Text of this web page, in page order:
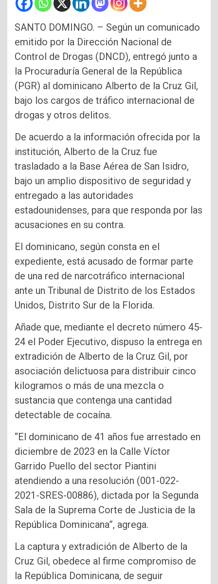
SANTO DOMINGO. – Según un comunicado
emitido por la Dirección Nacional de
Control de Drogas (DNCD), entregó junto a
la Procuraduría General de la República
(PGR) al dominicano Alberto de la Cruz Gil,
bajo los cargos de tráfico internacional de
drogas y otros delitos.
De acuerdo a la información ofrecida por la
institución, Alberto de la Cruz fue
trasladado a la Base Aérea de San Isidro,
bajo un amplio dispositivo de seguridad y
entregado a las autoridades
estadounidenses, para que responda por las
acusaciones en su contra.
El dominicano, según consta en el
expediente, está acusado de formar parte
de una red de narcotráfico internacional
ante un Tribunal de Distrito de los Estados
Unidos, Distrito Sur de la Florida.
Añade que, mediante el decreto número 45-
24 el Poder Ejecutivo, dispuso la entrega en
extradición de Alberto de la Cruz Gil, por
asociación delictuosa para distribuir cinco
kilogramos o más de una mezcla o
sustancia que contenga una cantidad
detectable de cocaína.
“El dominicano de 41 años fue arrestado en
diciembre de 2023 en la Calle Víctor
Garrido Puello del sector Piantini
atendiendo a una resolución (001-022-
2021-SRES-00886), dictada por la Segunda
Sala de la Suprema Corte de Justicia de la
República Dominicana”, agrega.
La captura y extradición de Alberto de la
Cruz Gil, obedece al firme compromiso de
la República Dominicana, de seguir